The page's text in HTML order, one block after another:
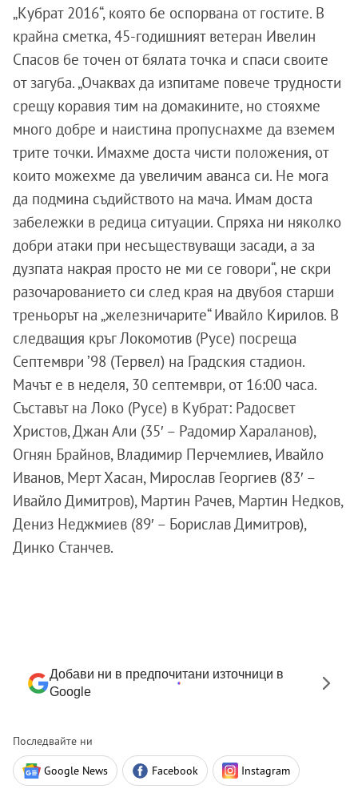
„Кубрат 2016“, която бе оспорвана от гостите. В
крайна сметка, 45-годишният ветеран Ивелин
Спасов бе точен от бялата точка и спаси своите
от загуба. „Очаквах да изпитаме повече трудности
срещу коравия тим на домакините, но стояхме
много добре и наистина пропуснахме да вземем
трите точки. Имахме доста чисти положения, от
които можехме да увеличим аванса си. Не мога
да подмина съдийството на мача. Имам доста
забележки в редица ситуации. Спряха ни няколко
добри атаки при несъществуващи засади, а за
дузпата накрая просто не ми се говори“, не скри
разочарованието си след края на двубоя старши
треньорът на „железничарите“ Ивайло Кирилов. В
следващия кръг Локомотив (Русе) посреща
Септември ’98 (Тервел) на Градския стадион.
Мачът е в неделя, 30 септември, от 16:00 часа.
Съставът на Локо (Русе) в Кубрат: Радосвет
Христов, Джан Али (35′ – Радомир Хараланов),
Огнян Брайнов, Владимир Перчемлиев, Ивайло
Иванов, Мерт Хасан, Мирослав Георгиев (83′ –
Ивайло Димитров), Мартин Рачев, Мартин Недков,
Дениз Неджмиев (89′ – Борислав Димитров),
Динко Станчев.
Добави ни в предпочитани източници в
Google
Последвайте ни
Google News Facebook Instagram